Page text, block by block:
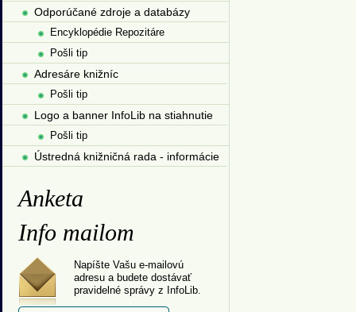
Odporúčané zdroje a databázy
Encyklopédie Repozitáre
Pošli tip
Adresáre knižníc
Pošli tip
Logo a banner InfoLib na stiahnutie
Pošli tip
Ústredná knižničná rada - informácie
Anketa
Info mailom
Napíšte Vašu e-mailovú
adresu a budete dostávať
pravidelné správy z InfoLib.